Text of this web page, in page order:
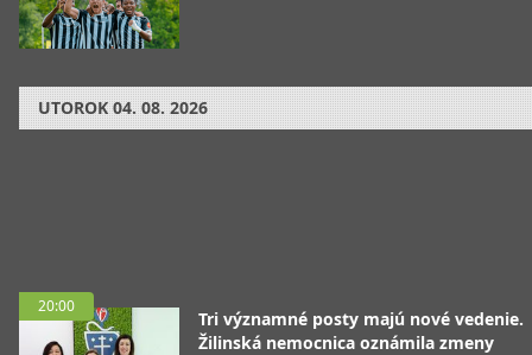
UTOROK 04. 08. 2026
20:00
Tri významné posty majú nové vedenie.
Žilinská nemocnica oznámila zmeny